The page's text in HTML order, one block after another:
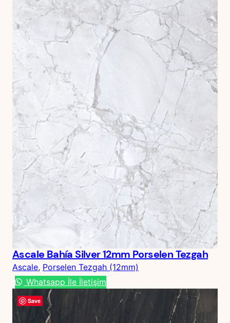
Ascale Bahía Silver 12mm Porselen Tezgah
Ascale, Porselen Tezgah (12mm)
Whatsapp İle İletişim
Save